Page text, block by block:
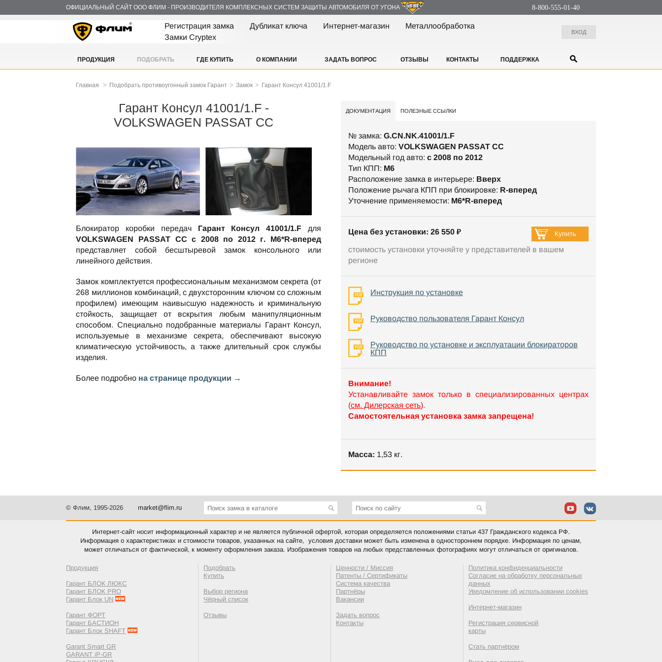
ОФИЦИАЛЬНЫЙ САЙТ ООО ФЛИМ - ПРОИЗВОДИТЕЛЯ КОМПЛЕКСНЫХ СИСТЕМ ЗАЩИТЫ АВТОМОБИЛЯ ОТ УГОНА 8-800-555-01-40
Регистрация замка Дубликат ключа Интернет-магазин
Металлообработка
Замки Cryptex
ВХОД
ПРОДУКЦИЯ ПОДОБРАТЬ ГДЕ КУПИТЬ О КОМПАНИИ ЗАДАТЬ ВОПРОС ОТЗЫВЫ КОНТАКТЫ ПОДДЕРЖКА
Главная > Подобрать противоугонный замок Гарант > Замок > Гарант Консул 41001/1.F
Гарант Консул 41001/1.F -
VOLKSWAGEN PASSAT CC
Блокиратор коробки передач Гарант Консул 41001/1.F для
VOLKSWAGEN PASSAT CC c 2008 по 2012 г. М6*R-вперед
представляет собой бесштыревой замок консольного или
линейного действия.
Замок комплектуется профессиональным механизмом секрета (от
268 миллионов комбинаций, с двухсторонним ключом со сложным
профилем) имеющим наивысшую надежность и криминальную
стойкость, защищает от вскрытия любым манипуляционным
способом. Специально подобранные материалы Гарант Консул,
используемые в механизме секрета, обеспечивают высокую
климатическую устойчивость, а также длительный срок службы
изделия.
Более подробно на странице продукции →
ДОКУМЕНТАЦИЯ ПОЛЕЗНЫЕ ССЫЛКИ
№ замка: G.CN.NK.41001/1.F
Модель авто: VOLKSWAGEN PASSAT CC
Модельный год авто: c 2008 по 2012
Тип КПП: М6
Расположение замка в интерьере: Вверх
Положение рычага КПП при блокировке: R-вперед
Уточнение применяемости: М6*R-вперед
Цена без установки: 26 550 ₽
стоимость установки уточняйте у представителей в вашем
регионе
Инструкция по установке
Руководство пользователя Гарант Консул
Руководство по установке и эксплуатации блокираторов
КПП
Внимание!
Устанавливайте замок только в специализированных центрах
(см. Дилерская сеть).
Самостоятельная установка замка запрещена!
Масса: 1,53 кг.
© Флим, 1995-2026 market@flim.ru
Интернет-сайт носит информационный характер и не является публичной офертой, которая определяется положениями статьи 437 Гражданского кодекса РФ.
Информация о характеристиках и стоимости товаров, указанных на сайте, условия доставки может быть изменена в одностороннем порядке. Информация по ценам,
может отличаться от фактической, к моменту оформления заказа. Изображения товаров на любых представленных фотографиях могут отличаться от оригиналов.
Продукция
Гарант БЛОК ЛЮКС
Гарант БЛОК PRO
Гарант Блок UN
Гарант ФОРТ
Гарант БАСТИОН
Гарант Блок SHAFT
Garant Smart GR
GARANT iP-GR
Подобрать
Купить
Выбор региона
Чёрный список
Отзывы
Ценности / Миссия
Патенты / Сертификаты
Система качества
Партнёры
Вакансии
Задать вопрос
Контакты
Политика конфиденциальности
Согласие на обработку персональных
данных
Уведомление об использовании cookies
Интернет-магазин
Регистрация сервисной
карты
Стать партнёром